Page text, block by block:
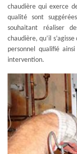
chaudière qui exerce
qualité sont
souhaitant réaliser
chaudière, qu’il
personnel qualifié
intervention.